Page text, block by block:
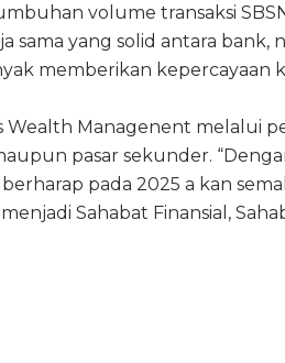
volume transaksi
sama yang solid antara bank,
memberikan kepercayaan
Wealth Managenent melalui
pasar sekunder.
pada 2025 a kan
Sahabat Finansial,